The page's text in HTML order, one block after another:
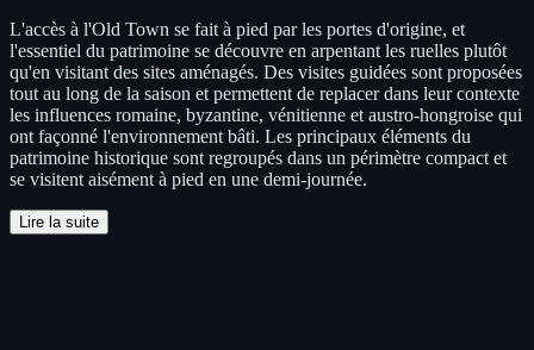
L'accès à l'Old Town se fait à pied par les portes d'origine, et
l'essentiel du patrimoine se découvre en arpentant les ruelles plutôt
qu'en visitant des sites aménagés. Des visites guidées sont proposées
tout au long de la saison et permettent de replacer dans leur contexte
les influences romaine, byzantine, vénitienne et austro-hongroise qui
ont façonné l'environnement bâti. Les principaux éléments du
patrimoine historique sont regroupés dans un périmètre compact et
se visitent aisément à pied en une demi-journée.
Lire la suite